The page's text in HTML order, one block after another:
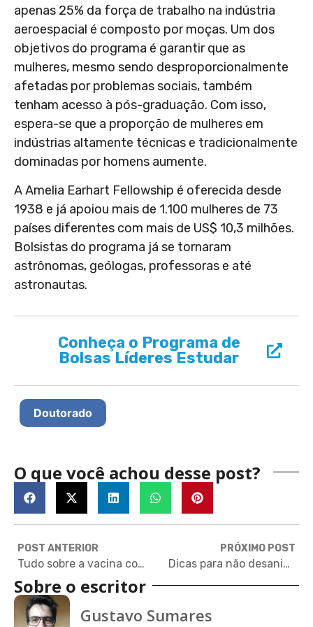
apenas 25% da força de trabalho na indústria
aeroespacial é composto por moças. Um dos
objetivos do programa é garantir que as
mulheres, mesmo sendo desproporcionalmente
afetadas por problemas sociais, também
tenham acesso à pós-graduação. Com isso,
espera-se que a proporção de mulheres em
indústrias altamente técnicas e tradicionalmente
dominadas por homens aumente.
A Amelia Earhart Fellowship é oferecida desde
1938 e já apoiou mais de 1.100 mulheres de 73
países diferentes com mais de US$ 10,3 milhões.
Bolsistas do programa já se tornaram
astrônomas, geólogas, professoras e até
astronautas.
Conheça o Programa de
Bolsas Líderes Estudar
Doutorado
O que você achou desse post?
POST ANTERIOR
Tudo sobre a vacina contra COVID-19 de Oxford que está sendo testada no Brasil
PRÓXIMO POST
Dicas para não desanimar dos estudos durante a quarentena
Sobre o escritor
Gustavo Sumares